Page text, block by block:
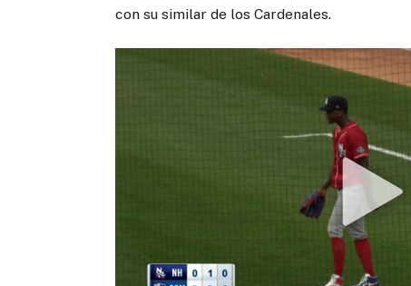
con su similar de los Cardenales.